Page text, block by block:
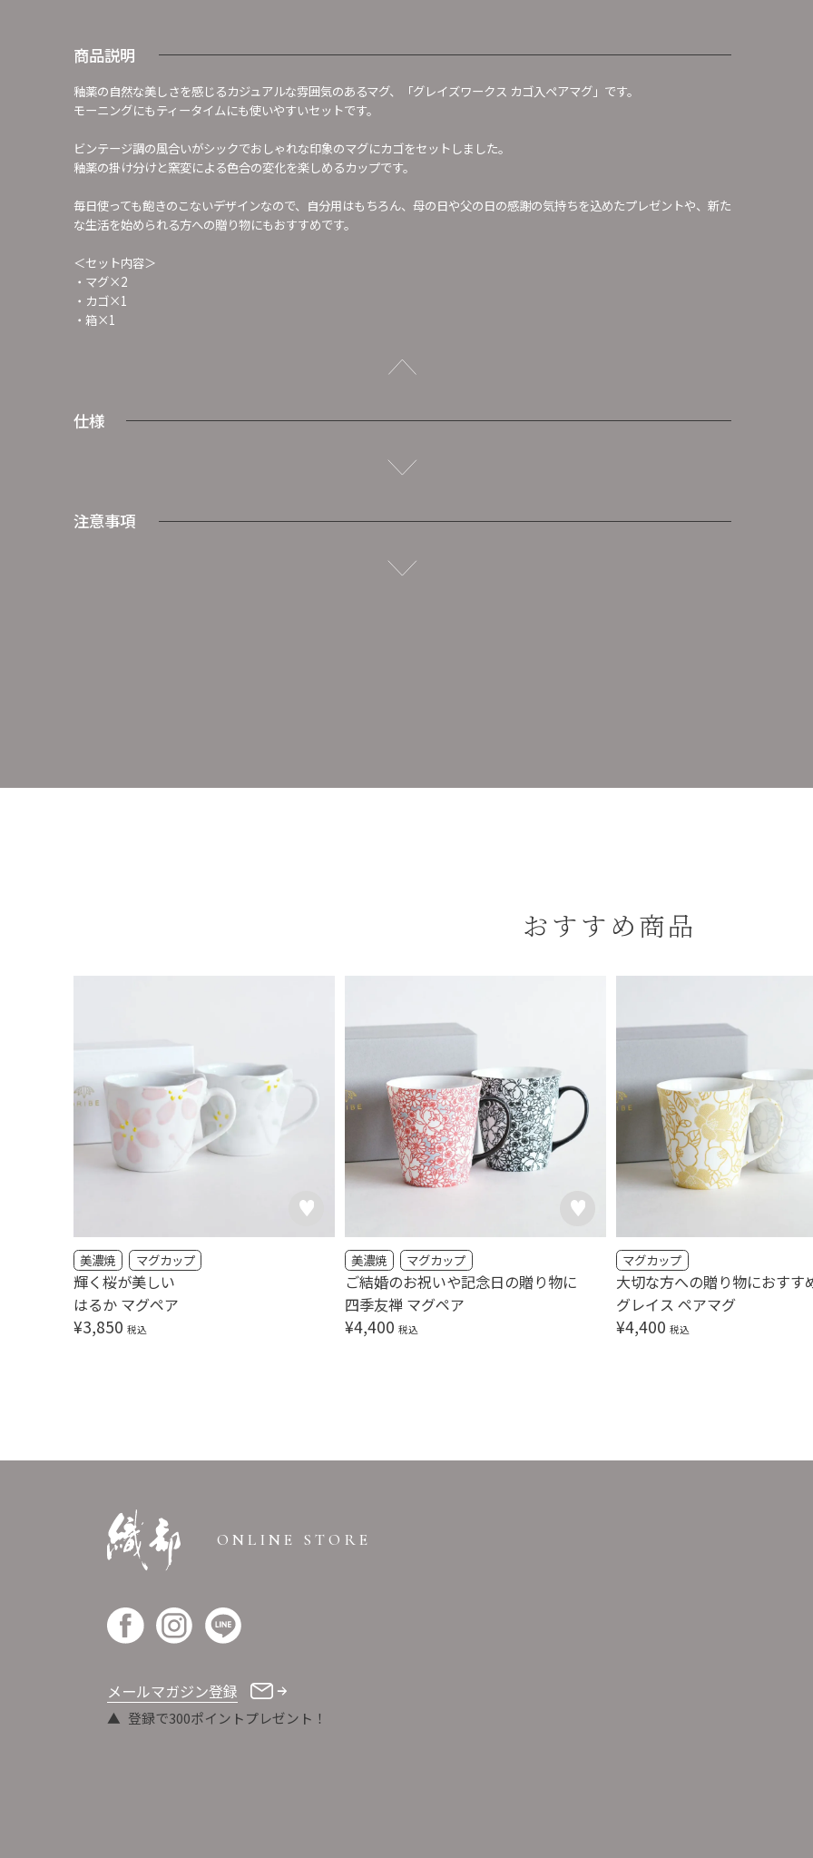
商品説明
釉薬の自然な美しさを感じるカジュアルな雰囲気のあるマグ、「グレイズワークス カゴ入ペアマグ」です。
モーニングにもティータイムにも使いやすいセットです。
ビンテージ調の風合いがシックでおしゃれな印象のマグにカゴをセットしました。
釉薬の掛け分けと窯変による色合の変化を楽しめるカップです。
毎日使っても飽きのこないデザインなので、自分用はもちろん、母の日や父の日の感謝の気持ちを込めたプレゼントや、新た
な生活を始められる方への贈り物にもおすすめです。
＜セット内容＞
・マグ×2
・カゴ×1
・箱×1
仕様
注意事項
おすすめ商品
はるか マグペア
美濃焼 マグカップ
¥3,850 税込
輝く桜が美しい
四季友禅 マグペア
美濃焼 マグカップ
¥4,400 税込
ご結婚のお祝いや記念日の贈り物に
グレイス ペアマグ
マグカップ
¥4,400 税込
大切な方への贈り物におすす
ONLINE STORE
メールマガジン登録
登録で300ポイントプレゼント！